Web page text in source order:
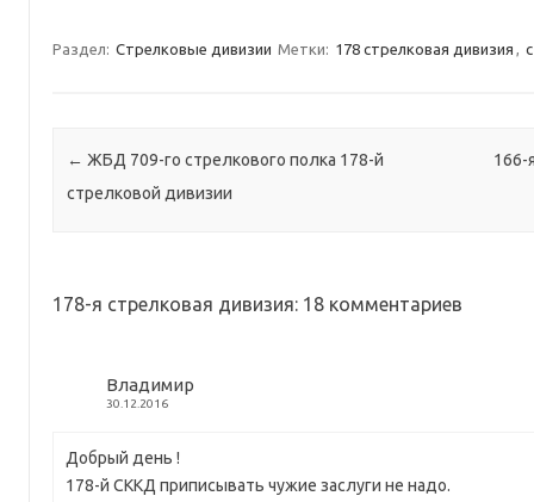
Раздел: Стрелковые дивизии Метки: 178 стрелковая дивизия ,
Навигация по записям
← ЖБД 709-го стрелкового полка 178-й
стрелковой дивизии
166-
178-я стрелковая дивизия: 18 комментариев
Владимир
30.12.2016
Добрый день !
178-й СККД приписывать чужие заслуги не надо.